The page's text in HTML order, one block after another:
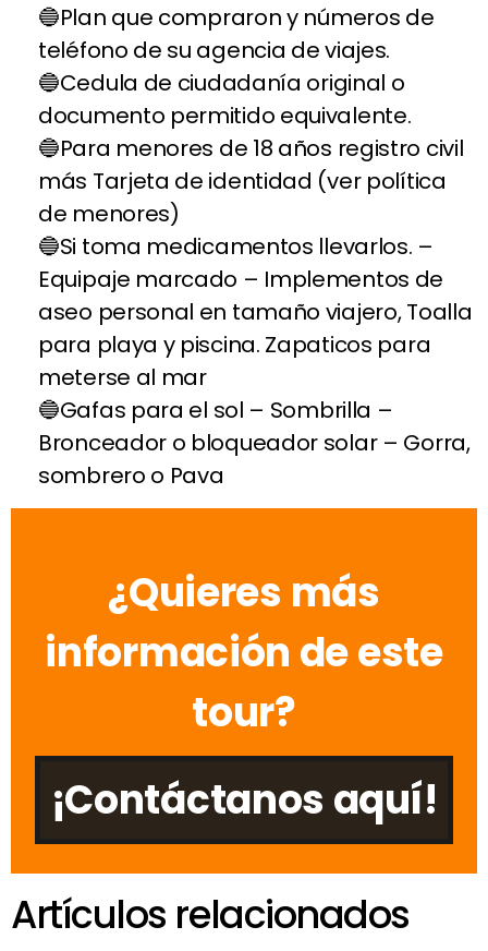
Plan que compraron y números de
teléfono de su agencia de viajes.
Cedula de ciudadanía original o
documento permitido equivalente.
Para menores de 18 años registro civil
más Tarjeta de identidad (ver política
de menores)
Si toma medicamentos llevarlos. –
Equipaje marcado – Implementos de
aseo personal en tamaño viajero, Toalla
para playa y piscina. Zapaticos para
meterse al mar
Gafas para el sol – Sombrilla –
Bronceador o bloqueador solar – Gorra,
sombrero o Pava
¿Quieres más
información de este
tour?
¡Contáctanos aquí!
Artículos relacionados